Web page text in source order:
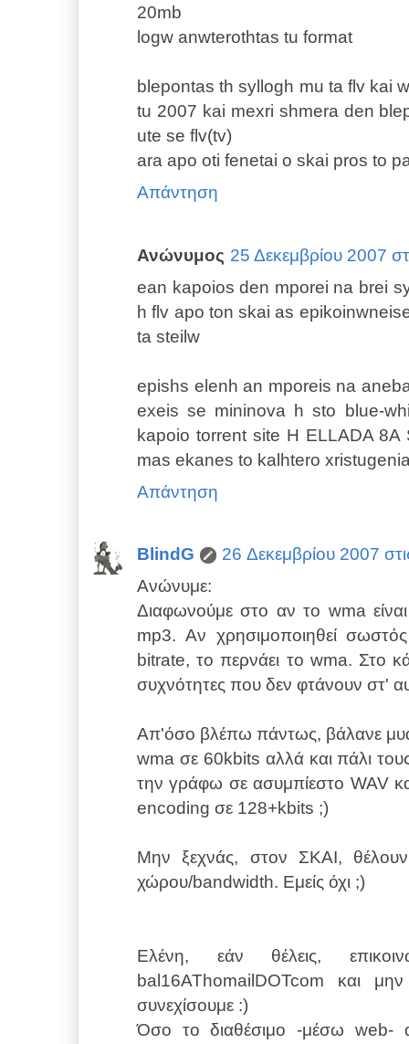
20mb
logw anwterothtas tu format
blepontas th syllogh mu ta flv kai
tu 2007 kai mexri shmera den
ute se flv(tv)
ara apo oti fenetai o skai pros to
Απάντηση
Ανώνυμος 25 Δεκεμβρίου 2007
ean kapoios den mporei na brei
h flv apo ton skai as
ta steilw
epishs elenh an mporeis na
exeis se mininova h sto blue-
kapoio torrent site H ELLADA
mas ekanes to kalhtero
Απάντηση
BlindG
26 Δεκεμβρίου 2007
Ανώνυμε:
Διαφωνούμε στο αν το wma
mp3. Αν χρησιμοποιηθεί
bitrate, το περνάει το wma. Στο
συχνότητες που δεν φτάνουν στ'
Απ'όσο βλέπω πάντως, βάλανε
wma σε 60kbits αλλά και πάλι
την γράφω σε ασυμπίεστο WAV
encoding σε 128+kbits ;)
Μην ξεχνάς, στον ΣΚΑΙ,
χώρου/bandwidth. Εμείς όχι ;)
Ελένη, εάν θέλεις,
bal16AThomailDOTcom και
συνεχίσουμε :)
Όσο το διαθέσιμο -μέσω web-